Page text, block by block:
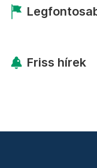
Friss hírek